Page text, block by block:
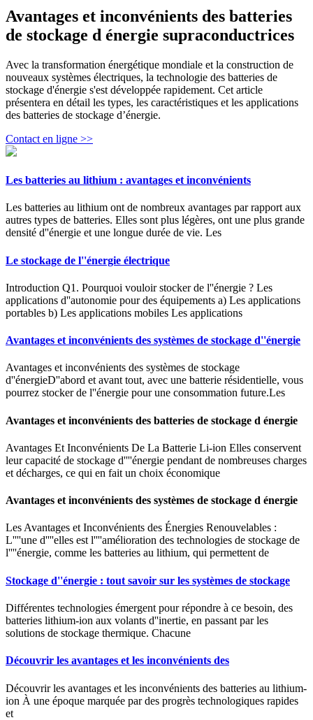
Avantages et inconvénients des batteries
de stockage d énergie supraconductrices
Avec la transformation énergétique mondiale et la construction de
nouveaux systèmes électriques, la technologie des batteries de
stockage d'énergie s'est développée rapidement. Cet article
présentera en détail les types, les caractéristiques et les applications
des batteries de stockage d’énergie.
Contact en ligne >>
Les batteries au lithium : avantages et inconvénients
Les batteries au lithium ont de nombreux avantages par rapport aux
autres types de batteries. Elles sont plus légères, ont une plus grande
densité d''énergie et une longue durée de vie. Les
Le stockage de l''énergie électrique
Introduction Q1. Pourquoi vouloir stocker de l''énergie ? Les
applications d''autonomie pour des équipements a) Les applications
portables b) Les applications mobiles Les applications
Avantages et inconvénients des systèmes de stockage d''énergie
Avantages et inconvénients des systèmes de stockage
d''énergieD''abord et avant tout, avec une batterie résidentielle, vous
pourrez stocker de l''énergie pour une consommation future.Les
Avantages et inconvénients des batteries de stockage d énergie
Avantages Et Inconvénients De La Batterie Li-ion Elles conservent
leur capacité de stockage d''''énergie pendant de nombreuses charges
et décharges, ce qui en fait un choix économique
Avantages et inconvénients des systèmes de stockage d énergie
Les Avantages et Inconvénients des Énergies Renouvelables :
L''''une d''''elles est l''''amélioration des technologies de stockage de
l''''énergie, comme les batteries au lithium, qui permettent de
Stockage d''énergie : tout savoir sur les systèmes de stockage
Différentes technologies émergent pour répondre à ce besoin, des
batteries lithium-ion aux volants d''inertie, en passant par les
solutions de stockage thermique. Chacune
Découvrir les avantages et les inconvénients des
Découvrir les avantages et les inconvénients des batteries au lithium-
ion À une époque marquée par des progrès technologiques rapides
et